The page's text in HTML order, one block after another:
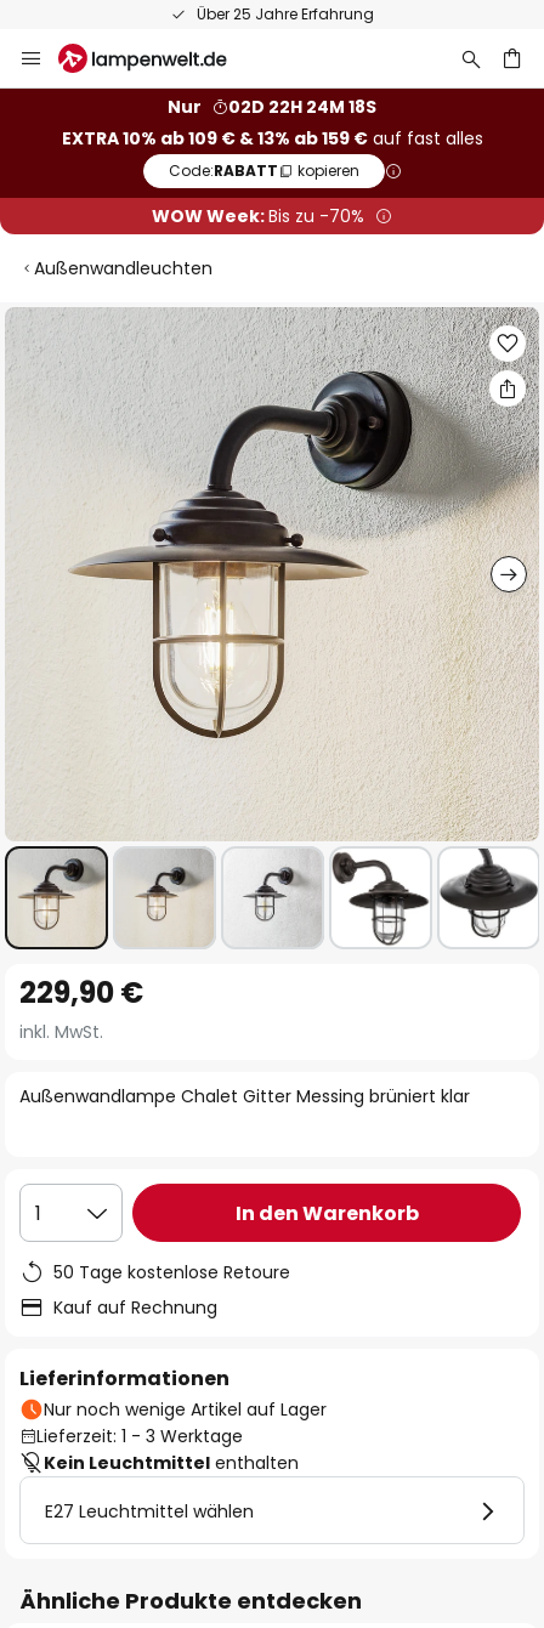
Über 25 Jahre Erfahrung
Inhalt
Nur
02D 22H 24M 18S
EXTRA 10% ab 109 € & 13% ab 159 €auf fast alles
Code:RABATT kopieren
WOW Week:Bis zu -70%
Außenwandleuchten
Zum
Ende
der
Bildgalerie
Anfang
der
springen
Außenwandlampe Chalet Gitter Messing brüniert klar
229,90 €
inkl. MwSt.
1 In den Warenkorb
50 Tage kostenlose Retoure
Kauf auf Rechnung
Lieferinformationen
Nur noch wenige Artikel auf Lager
Lieferzeit: 1 - 3 Werktage
Kein Leuchtmittel enthalten
E27 Leuchtmittel wählen
Ähnliche Produkte entdecken